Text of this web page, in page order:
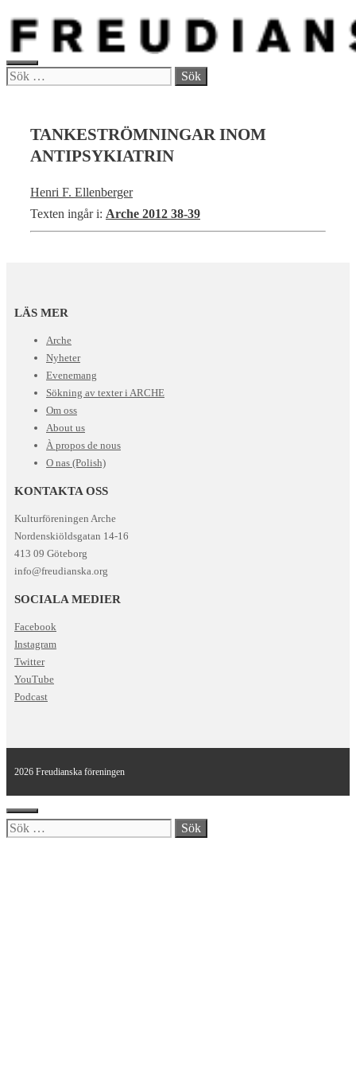
Hoppa
innehåll
MENY
Sök
TANKESTRÖMNINGAR INOM
ANTIPSYKIATRIN
Henri F. Ellenberger
Texten ingår i: Arche 2012 38-39
LÄS MER
Arche
Nyheter
Evenemang
Sökning av texter i ARCHE
Om oss
About us
À propos de nous
O nas (Polish)
KONTAKTA OSS
Kulturföreningen Arche
Nordenskiöldsgatan 14-16
413 09 Göteborg
info@freudianska.org
SOCIALA MEDIER
Facebook
Instagram
Twitter
YouTube
Podcast
2026 Freudianska föreningen
Stäng
Sök